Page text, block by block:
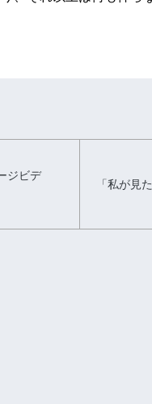
ジビデ
「私が見